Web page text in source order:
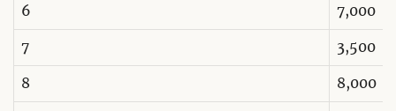
6 7,000
7 3,500
8 8,000